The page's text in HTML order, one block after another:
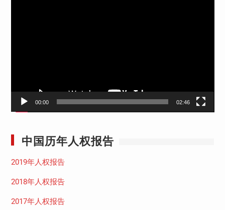
00:00 02:46
中国历年人权报告
2019年人权报告
2018年人权报告
2017年人权报告